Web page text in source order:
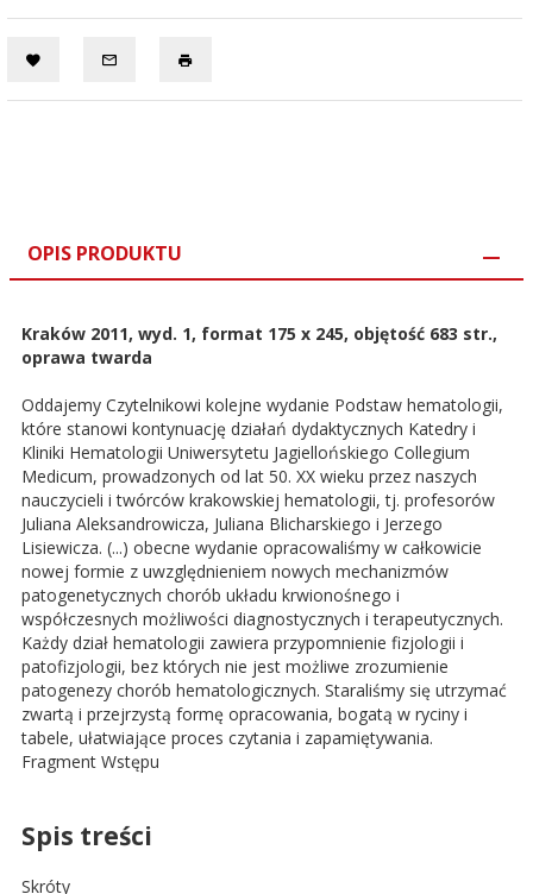
OPIS PRODUKTU
Kraków 2011, wyd. 1, format 175 x 245, objętość 683 str.,
oprawa twarda
Oddajemy Czytelnikowi kolejne wydanie Podstaw hematologii,
które stanowi kontynuację działań dydaktycznych Katedry i
Kliniki Hematologii Uniwersytetu Jagiellońskiego Collegium
Medicum, prowadzonych od lat 50. XX wieku przez naszych
nauczycieli i twórców krakowskiej hematologii, tj. profesorów
Juliana Aleksandrowicza, Juliana Blicharskiego i Jerzego
Lisiewicza. (...) obecne wydanie opracowaliśmy w całkowicie
nowej formie z uwzględnieniem nowych mechanizmów
patogenetycznych chorób układu krwionośnego i
współczesnych możliwości diagnostycznych i terapeutycznych.
Każdy dział hematologii zawiera przypomnienie fizjologii i
patofizjologii, bez których nie jest możliwe zrozumienie
patogenezy chorób hematologicznych. Staraliśmy się utrzymać
zwartą i przejrzystą formę opracowania, bogatą w ryciny i
tabele, ułatwiające proces czytania i zapamiętywania.
Fragment Wstępu
Spis treści
Skróty